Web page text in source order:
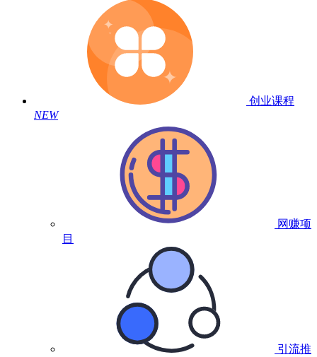
创业课程
NEW
网赚项
目
引流推